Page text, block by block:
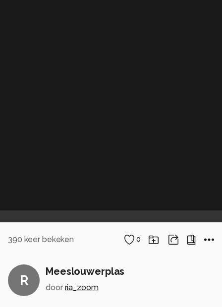
390 keer bekeken 0
R
Meeslouwerplas
door ria_zoom